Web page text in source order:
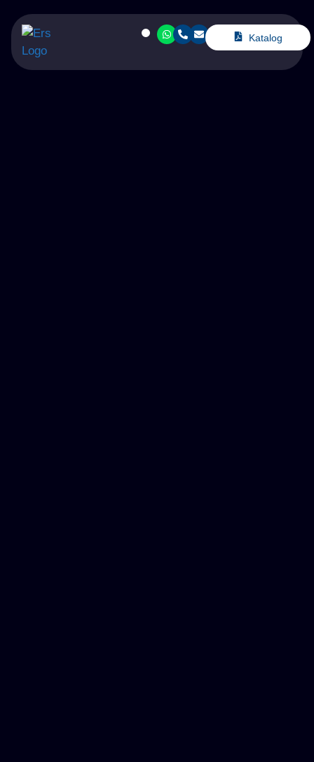
Katalog